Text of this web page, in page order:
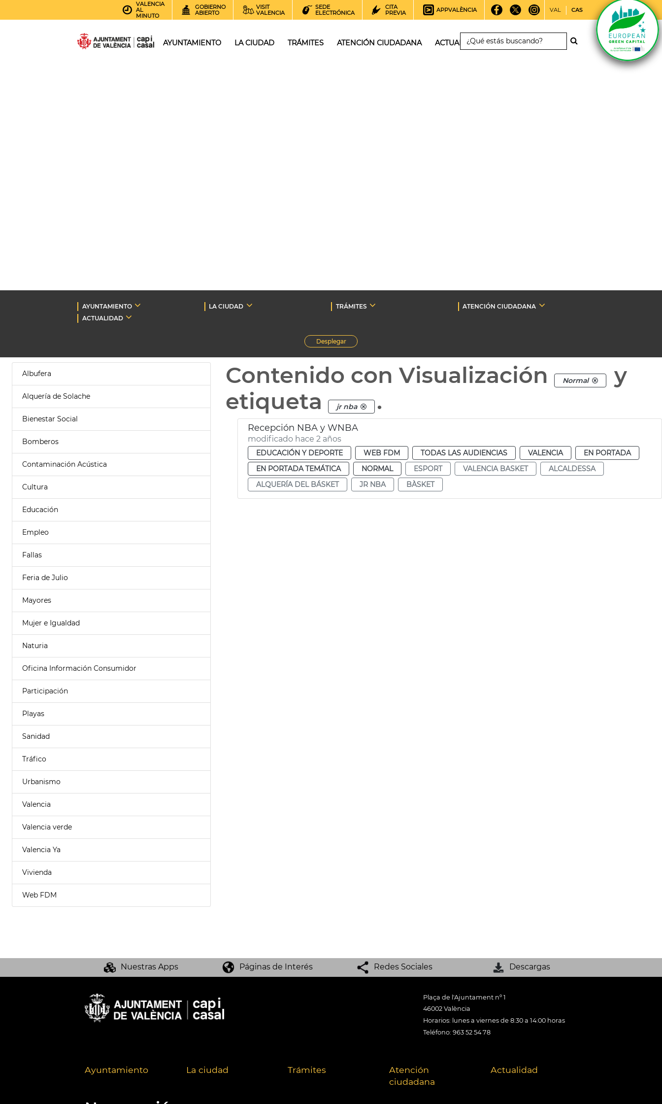
VALENCIA
AL
MINUTO
GOBIERNO
ABIERTO
VISIT
VALENCIA
SEDE
ELECTRÓNICA
CITA
PREVIA
APPVALÈNCIA VAL CAS
AYUNTAMIENTO LA CIUDAD TRÁMITES ATENCIÓN CIUDADANA ACTUALIDAD
AYUNTAMIENTO LA CIUDAD TRÁMITES
ATENCIÓN CIUDADANA
ACTUALIDAD
Desplegar
Albufera
Alquería de Solache
Bienestar Social
Bomberos
Contaminación Acústica
Cultura
Educación
Empleo
Fallas
Feria de Julio
Mayores
Mujer e Igualdad
Naturia
Oficina Información Consumidor
Participación
Playas
Sanidad
Tráfico
Urbanismo
Valencia
Valencia verde
Valencia Ya
Vivienda
Web FDM
Contenido con Visualización Normal
y
etiqueta
jr nba .
Recepción NBA y WNBA
modificado hace 2 años
EDUCACIÓN Y DEPORTE WEB FDM TODAS LAS AUDIENCIAS VALENCIA
EN PORTADA
EN PORTADA TEMÁTICA
NORMAL ESPORT VALENCIA BASKET
ALCALDESSA
ALQUERÍA DEL BÁSKET
JR NBA BÀSKET
Nuestras Apps Páginas de Interés Redes Sociales Descargas
Plaça de l'Ajuntament nº 1
46002 València
Horarios: lunes a viernes de 8:30 a 14:00 horas
Teléfono: 963 52 54 78
Ayuntamiento La ciudad Trámites
Atención
ciudadana
Actualidad